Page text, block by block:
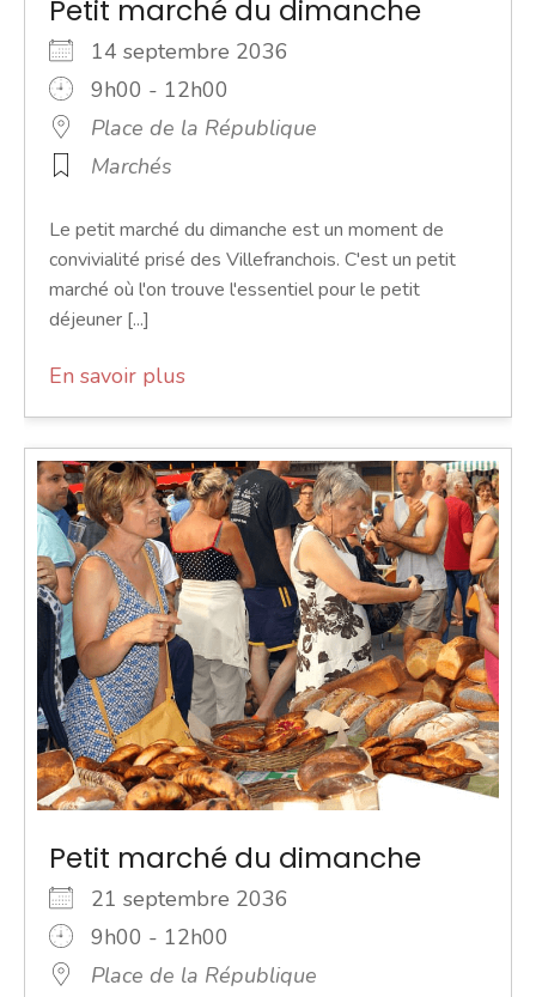
Petit marché du dimanche
14 septembre 2036
9h00 - 12h00
Place de la République
Marchés
Le petit marché du dimanche est un moment de
convivialité prisé des Villefranchois. C'est un petit
marché où l'on trouve l'essentiel pour le petit
déjeuner [...]
En savoir plus
Petit marché du dimanche
21 septembre 2036
9h00 - 12h00
Place de la République